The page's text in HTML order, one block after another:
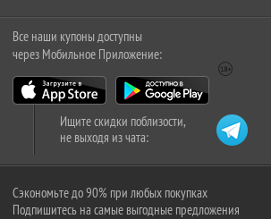
Все наши купоны доступны
через Мобильное Приложение:
Ищите скидки поблизости,
не выходя из чата:
Сэкономьте до 90% при любых покупках
Подпишитесь на самые выгодные предложения